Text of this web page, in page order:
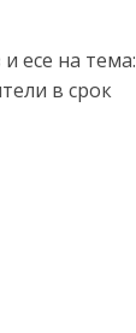
есе на тема:
в срок